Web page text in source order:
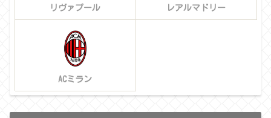
リヴァプール レアルマドリー
ACミラン